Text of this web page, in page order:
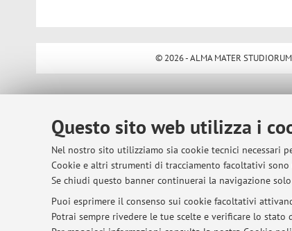
Questo sito web utilizza i
Nel nostro sito utilizziamo sia cookie tecnici necessari
Cookie e altri strumenti di tracciamento facoltativi
Se chiudi questo banner continuerai la navigazione
Puoi esprimere il consenso sui cookie facoltativi
Potrai sempre rivedere le tue scelte e verificare lo
© 2026 - ALMA MATER